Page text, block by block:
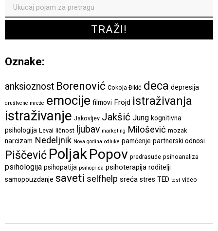
Oznake:
anksioznost Borenović Cokoja Đikić deca depresija
društvene mreže emocije filmovi Frojd istraživanja
istraživanje Jakovljev Jakšić Jung kognitivna
psihologija Levai ličnost ljubav marketing Milošević mozak
narcizam Nedeljnik Nova godina odluke pamćenje partnerski odnosi
Piščević PoljakPopov predrasude psihoanaliza
psihologija psihopatija psihopriča psihoterapija roditelji
samopouzdanje saveti selfhelp sreća stres TED test video